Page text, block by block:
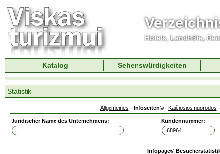
Hotels, Landhöfe,
Katalog Sehenswürdigkeiten
Statistik
Allgemeines · Infoseiten© · Kaičiosios nuorodos
Juridischer Name des Unternehmens: Kundennummer:
Infopage©